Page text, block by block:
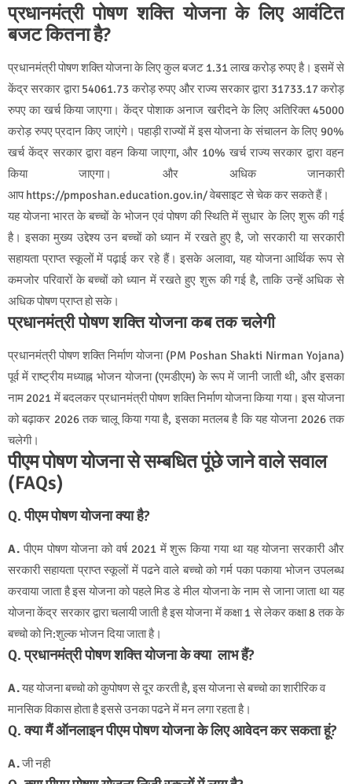
प्रधानमंत्री पोषण शक्ति योजना के लिए आवंटित
बजट कितना है?
प्रधानमंत्री पोषण शक्ति योजना के लिए कुल बजट 1.31 लाख करोड़ रुपए है। इसमें से
केंद्र सरकार द्वारा 54061.73 करोड़ रुपए और राज्य सरकार द्वारा 31733.17 करोड़
रुपए का खर्च किया जाएगा। केंद्र पोशाक अनाज खरीदने के लिए अतिरिक्त 45000
करोड़ रुपए प्रदान किए जाएंगे। पहाड़ी राज्यों में इस योजना के संचालन के लिए 90%
खर्च केंद्र सरकार द्वारा वहन किया जाएगा, और 10% खर्च राज्य सरकार द्वारा वहन
किया जाएगा। और अधिक जानकारी
आप https://pmposhan.education.gov.in/ वेबसाइट से चेक कर सकते हैं।
यह योजना भारत के बच्चों के भोजन एवं पोषण की स्थिति में सुधार के लिए शुरू की गई
है। इसका मुख्य उद्देश्य उन बच्चों को ध्यान में रखते हुए है, जो सरकारी या सरकारी
सहायता प्राप्त स्कूलों में पढ़ाई कर रहे हैं। इसके अलावा, यह योजना आर्थिक रूप से
कमजोर परिवारों के बच्चों को ध्यान में रखते हुए शुरू की गई है, ताकि उन्हें अधिक से
अधिक पोषण प्राप्त हो सके।
प्रधानमंत्री पोषण शक्ति योजना कब तक चलेगी
प्रधानमंत्री पोषण शक्ति निर्माण योजना (PM Poshan Shakti Nirman Yojana)
पूर्व में राष्ट्रीय मध्याह्न भोजन योजना (एमडीएम) के रूप में जानी जाती थी, और इसका
नाम 2021 में बदलकर प्रधानमंत्री पोषण शक्ति निर्माण योजना किया गया। इस योजना
को बढ़ाकर 2026 तक चालू किया गया है, इसका मतलब है कि यह योजना 2026 तक
चलेगी।
पीएम पोषण योजना से सम्बधित पूंछे जाने वाले सवाल
(FAQs)
Q. पीएम पोषण योजना क्या है?
A.पीएम पोषण योजना को वर्ष 2021 में शुरू किया गया था यह योजना सरकारी और
सरकारी सहायता प्राप्त स्कूलों में पढने वाले बच्चो को गर्म पका पकाया भोजन उपलब्ध
करवाया जाता है इस योजना को पहले मिड डे मील योजना के नाम से जाना जाता था यह
योजना केंद्र सरकार द्वारा चलायी जाती है इस योजना में कक्षा 1 से लेकर कक्षा 8 तक के
बच्चो को नि:शुल्क भोजन दिया जाता है।
Q. प्रधानमंत्री पोषण शक्ति योजना के क्या लाभ हैं?
A.यह योजना बच्चो को कुपोषण से दूर करती है, इस योजना से बच्चो का शारीरिक व
मानसिक विकास होता है इससे उनका पढने में मन लगा रहता है।
Q. क्या मैं ऑनलाइन पीएम पोषण योजना के लिए आवेदन कर सकता हूं?
A.जी नही